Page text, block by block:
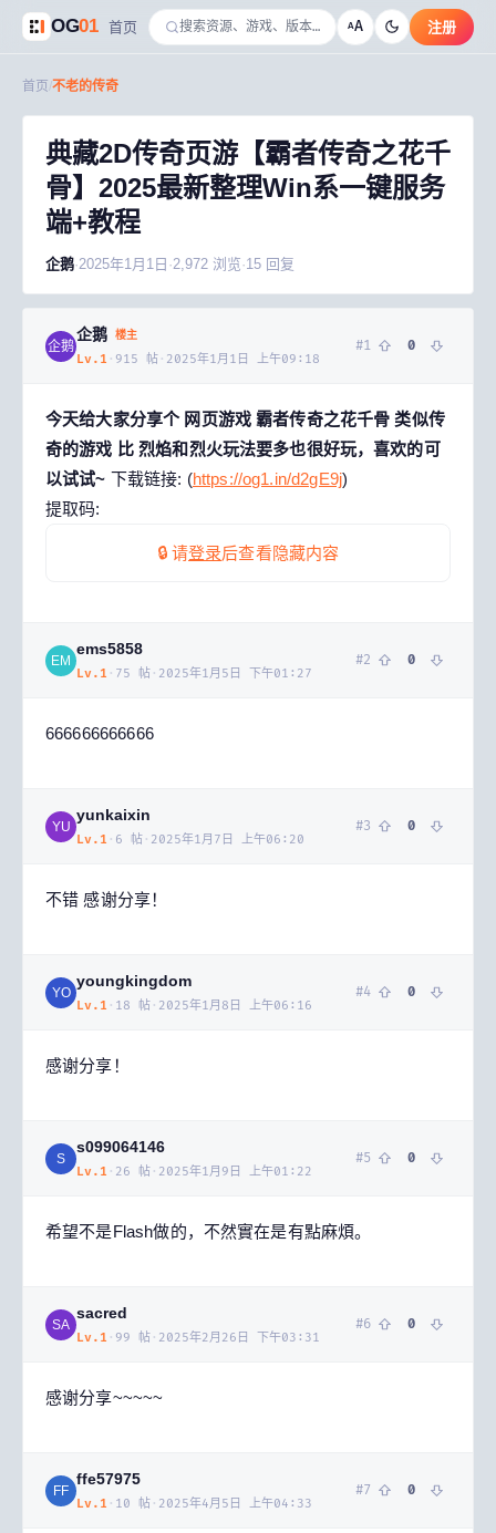
OG01 首页 AA 注册
首页 不老的传奇
典藏2D传奇页游【霸者传奇之花千
骨】2025最新整理Win系一键服务
端+教程
企鹅·2025年1月1日 ·2,972 浏览·15 回复
企鹅
企鹅 楼主
Lv. 1 · 915 帖 · 2025年1月1日 上午09:18
#1 0
今天给大家分享个 网页游戏 霸者传奇之花千骨 类似传
奇的游戏 比 烈焰和烈火玩法要多也很好玩，喜欢的可
以试试~ 下载链接: (https://og1.in/d2gE9j)
提取码:
🔒 请登录后查看隐藏内容
EM
ems5858
Lv. 1 · 75 帖 · 2025年1月5日 下午01:27
#2 0
666666666666
YU
yunkaixin
Lv. 1 · 6 帖 · 2025年1月7日 上午06:20
#3 0
不错 感谢分享！
YO
youngkingdom
Lv. 1 · 18 帖 · 2025年1月8日 上午06:16
#4 0
感谢分享！
S
s099064146
Lv. 1 · 26 帖 · 2025年1月9日 上午01:22
#5 0
希望不是Flash做的，不然實在是有點麻煩。
SA
sacred
Lv. 1 · 99 帖 · 2025年2月26日 下午03:31
#6 0
感谢分享~~~~~
FF
ffe57975
Lv. 1 · 10 帖 · 2025年4月5日 上午04:33
#7 0